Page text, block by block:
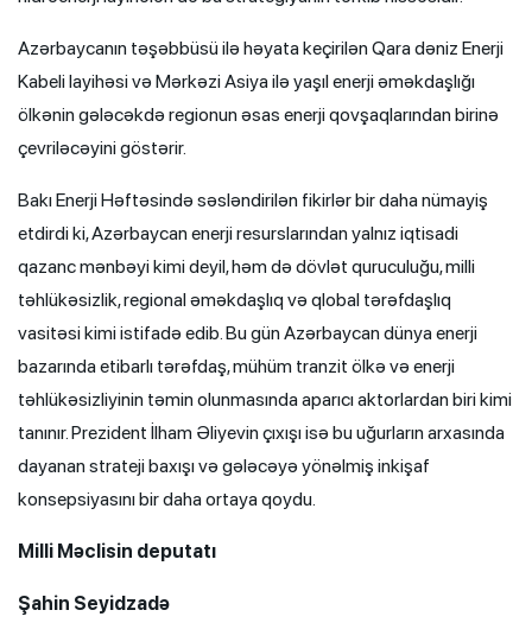
Azərbaycanın təşəbbüsü ilə həyata keçirilən Qara dəniz Enerji
Kabeli layihəsi və Mərkəzi Asiya ilə yaşıl enerji əməkdaşlığı
ölkənin gələcəkdə regionun əsas enerji qovşaqlarından birinə
çevriləcəyini göstərir.
Bakı Enerji Həftəsində səsləndirilən fikirlər bir daha nümayiş
etdirdi ki, Azərbaycan enerji resurslarından yalnız iqtisadi
qazanc mənbəyi kimi deyil, həm də dövlət quruculuğu, milli
təhlükəsizlik, regional əməkdaşlıq və qlobal tərəfdaşlıq
vasitəsi kimi istifadə edib. Bu gün Azərbaycan dünya enerji
bazarında etibarlı tərəfdaş, mühüm tranzit ölkə və enerji
təhlükəsizliyinin təmin olunmasında aparıcı aktorlardan biri kimi
tanınır. Prezident İlham Əliyevin çıxışı isə bu uğurların arxasında
dayanan strateji baxışı və gələcəyə yönəlmiş inkişaf
konsepsiyasını bir daha ortaya qoydu.
Milli Məclisin deputatı
Şahin Seyidzadə